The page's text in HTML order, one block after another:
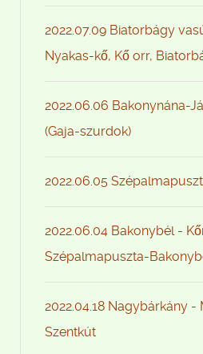
2022.07.09 Biatorbágy
Nyakas-kő, Kő orr,
2022.06.06 Bakonynána-
(Gaja-szurdok)
2022.06.05
2022.06.04 Bakonybél -
Szépalmapuszta-
2022.04.18 Nagybárkány
Szentkút